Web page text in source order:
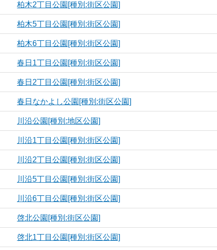
柏木2丁目公園[種別:街区公園]
柏木5丁目公園[種別:街区公園]
柏木6丁目公園[種別:街区公園]
春日1丁目公園[種別:街区公園]
春日2丁目公園[種別:街区公園]
春日なかよし公園[種別:街区公園]
川沿公園[種別:地区公園]
川沿1丁目公園[種別:街区公園]
川沿2丁目公園[種別:街区公園]
川沿5丁目公園[種別:街区公園]
川沿6丁目公園[種別:街区公園]
啓北公園[種別:街区公園]
啓北1丁目公園[種別:街区公園]